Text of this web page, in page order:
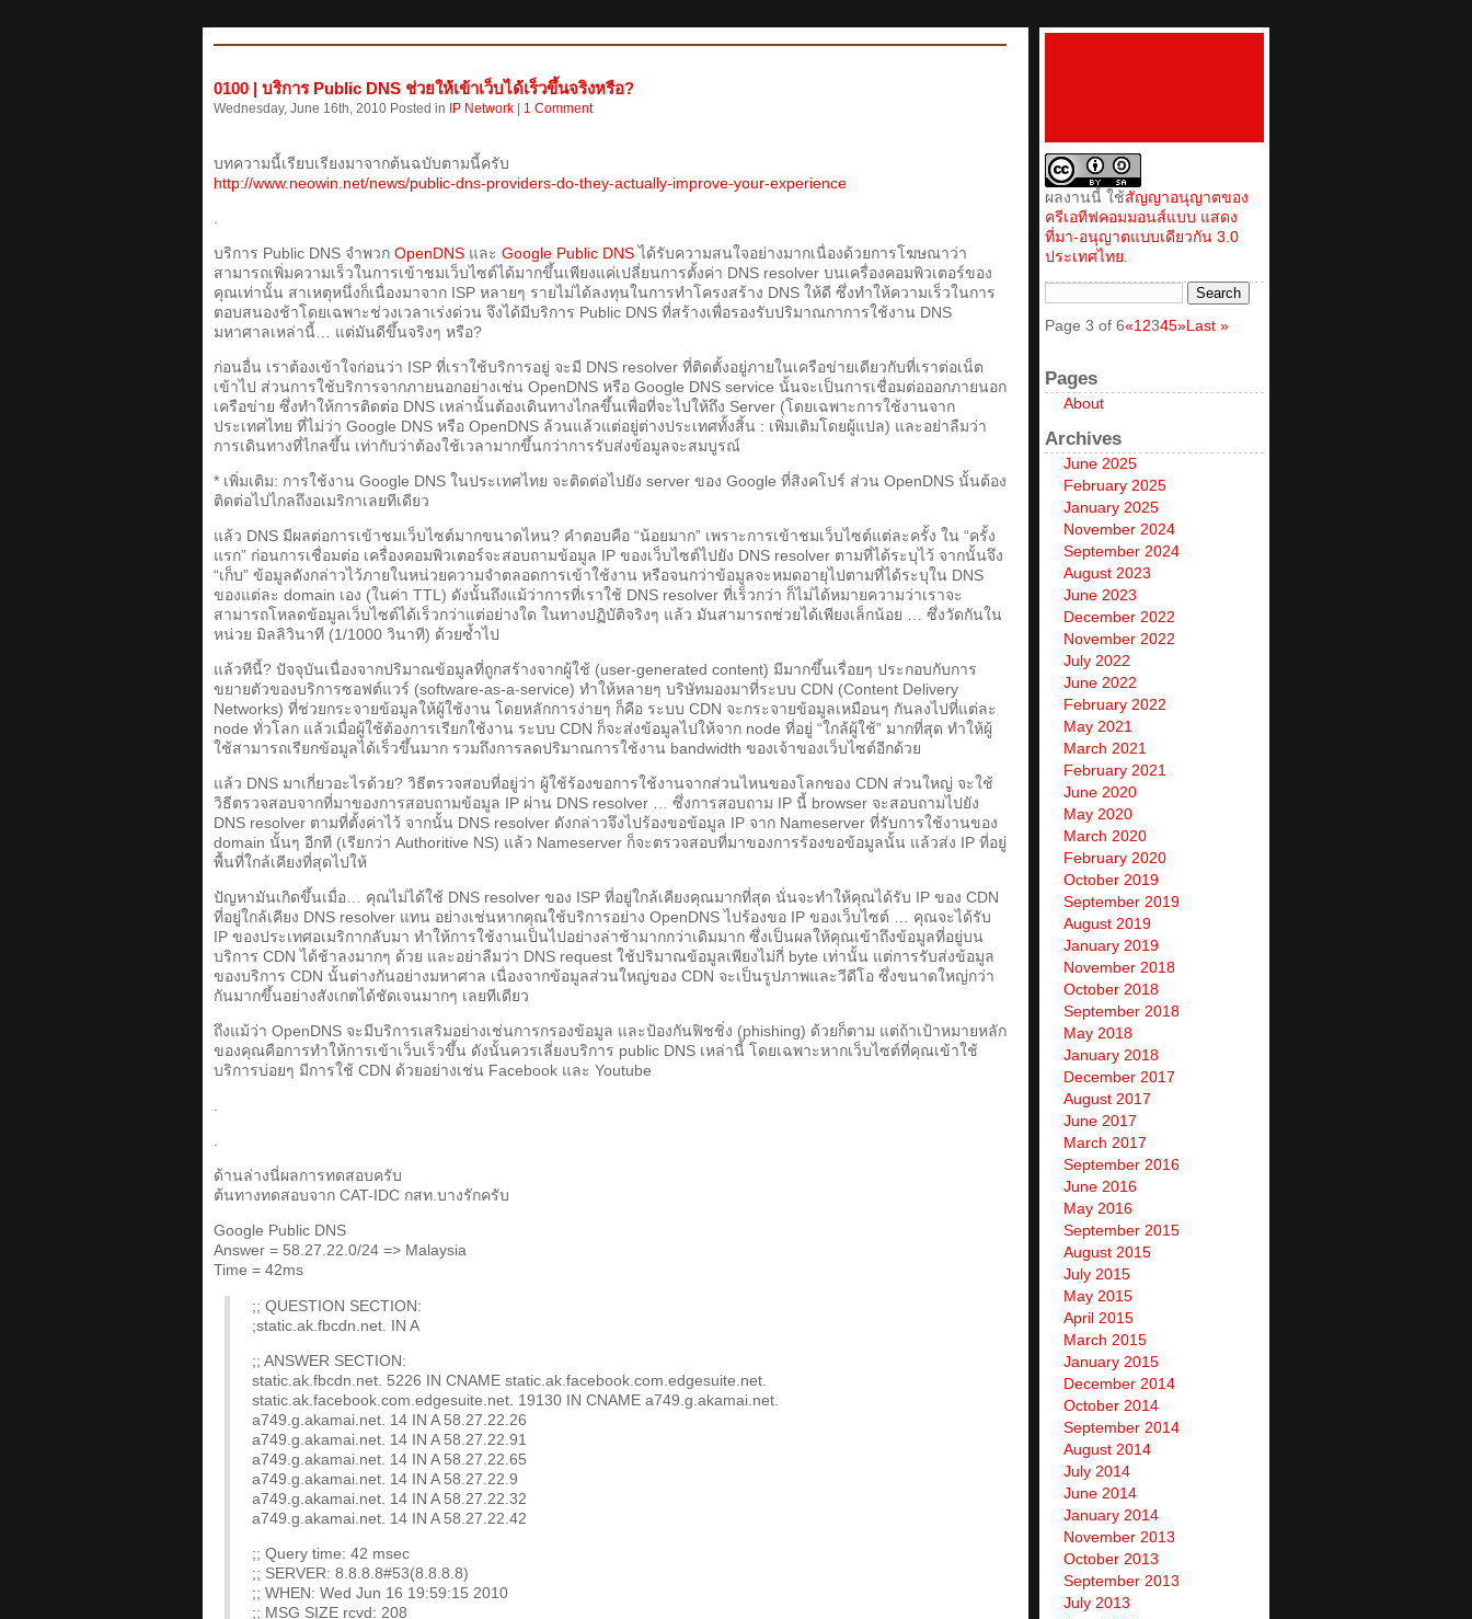
0100 | บริการ Public DNS ช่วยให้เข้าเว็บได้เร็วขึ้นจริงหรือ?
Wednesday, June 16th, 2010 Posted in IP Network | 1 Comment
บทความนี้เรียบเรียงมาจากต้นฉบับตามนี้ครับ
http://www.neowin.net/news/public-dns-providers-do-they-actually-improve-your-experience
บริการ Public DNS จำพวก OpenDNS และ Google Public DNSได้รับความสนใจอย่างมากเนื่องด้วยการโฆษณาว่า
สามารถเพิ่มความเร็วในการเข้าชมเว็บไซต์ได้มากขึ้นเพียงแค่เปลี่ยนการตั้งค่า DNS resolver บนเครื่องคอมพิวเตอร์ของ
คุณเท่านั้น สาเหตุหนึ่งก็เนื่องมาจาก ISP หลายๆ รายไม่ได้ลงทุนในการทำโครงสร้าง DNS ให้ดี ซึ่งทำให้ความเร็วในการ
ตอบสนองช้าโดยเฉพาะช่วงเวลาเร่งด่วน จึงได้มีบริการ Public DNS ที่สร้างเพื่อรองรับปริมาณกาการใช้งาน DNS
มหาศาลเหล่านี้… แต่มันดีขึ้นจริงๆ หรือ?
ก่อนอื่น เราต้องเข้าใจก่อนว่า ISP ที่เราใช้บริการอยู่ จะมี DNS resolver ที่ติดตั้งอยู่ภายในเครือข่ายเดียวกับที่เราต่อเน็ต
เข้าไป ส่วนการใช้บริการจากภายนอกอย่างเช่น OpenDNS หรือ Google DNS service นั้นจะเป็นการเชื่อมต่อออกภายนอก
เครือข่าย ซึ่งทำให้การติดต่อ DNS เหล่านั้นต้องเดินทางไกลขึ้นเพื่อที่จะไปให้ถึง Server (โดยเฉพาะการใช้งานจาก
ประเทศไทย ที่ไม่ว่า Google DNS หรือ OpenDNS ล้วนแล้วแต่อยู่ต่างประเทศทั้งสิ้น : เพิ่มเติมโดยผู้แปล) และอย่าลืมว่า
การเดินทางที่ไกลขึ้น เท่ากับว่าต้องใช้เวลามากขึ้นกว่าการรับส่งข้อมูลจะสมบูรณ์
* เพิ่มเติม: การใช้งาน Google DNS ในประเทศไทย จะติดต่อไปยัง server ของ Google ที่สิงคโปร์ ส่วน OpenDNS นั้นต้อง
ติดต่อไปไกลถึงอเมริกาเลยทีเดียว
แล้ว DNS มีผลต่อการเข้าชมเว็บไซต์มากขนาดไหน? คำตอบคือ “น้อยมาก” เพราะการเข้าชมเว็บไซต์แต่ละครั้ง ใน “ครั้ง
แรก” ก่อนการเชื่อมต่อ เครื่องคอมพิวเตอร์จะสอบถามข้อมูล IP ของเว็บไซต์ไปยัง DNS resolver ตามที่ได้ระบุไว้ จากนั้นจึง
“เก็บ” ข้อมูลดังกล่าวไว้ภายในหน่วยความจำตลอดการเข้าใช้งาน หรือจนกว่าข้อมูลจะหมดอายุไปตามที่ได้ระบุใน DNS
ของแต่ละ domain เอง (ในค่า TTL) ดังนั้นถึงแม้ว่าการที่เราใช้ DNS resolver ที่เร็วกว่า ก็ไม่ได้หมายความว่าเราจะ
สามารถโหลดข้อมูลเว็บไซต์ได้เร็วกว่าแต่อย่างใด ในทางปฏิบัติจริงๆ แล้ว มันสามารถช่วยได้เพียงเล็กน้อย … ซึ่งวัดกันใน
หน่วย มิลลิวินาที (1/1000 วินาที) ด้วยซ้ำไป
แล้วทีนี้? ปัจจุบันเนื่องจากปริมาณข้อมูลที่ถูกสร้างจากผู้ใช้ (user-generated content) มีมากขึ้นเรื่อยๆ ประกอบกับการ
ขยายตัวของบริการซอฟต์แวร์ (software-as-a-service) ทำให้หลายๆ บริษัทมองมาที่ระบบ CDN (Content Delivery
Networks) ที่ช่วยกระจายข้อมูลให้ผู้ใช้งาน โดยหลักการง่ายๆ ก็คือ ระบบ CDN จะกระจายข้อมูลเหมือนๆ กันลงไปที่แต่ละ
node ทั่วโลก แล้วเมื่อผู้ใช้ต้องการเรียกใช้งาน ระบบ CDN ก็จะส่งข้อมูลไปให้จาก node ที่อยู่ “ใกล้ผู้ใช้” มากที่สุด ทำให้ผู้
ใช้สามารถเรียกข้อมูลได้เร็วขึ้นมาก รวมถึงการลดปริมาณการใช้งาน bandwidth ของเจ้าของเว็บไซต์อีกด้วย
แล้ว DNS มาเกี่ยวอะไรด้วย? วิธีตรวจสอบที่อยู่ว่า ผู้ใช้ร้องขอการใช้งานจากส่วนไหนของโลกของ CDN ส่วนใหญ่ จะใช้
วิธีตรวจสอบจากที่มาของการสอบถามข้อมูล IP ผ่าน DNS resolver … ซึ่งการสอบถาม IP นี้ browser จะสอบถามไปยัง
DNS resolver ตามที่ตั้งค่าไว้ จากนั้น DNS resolver ดังกล่าวจึงไปร้องขอข้อมูล IP จาก Nameserver ที่รับการใช้งานของ
domain นั้นๆ อีกที (เรียกว่า Authoritive NS) แล้ว Nameserver ก็จะตรวจสอบที่มาของการร้องขอข้อมูลนั้น แล้วส่ง IP ที่อยู่
พื้นที่ใกล้เคียงที่สุดไปให้
ปัญหามันเกิดขึ้นเมื่อ… คุณไม่ได้ใช้ DNS resolver ของ ISP ที่อยู่ใกล้เคียงคุณมากที่สุด นั่นจะทำให้คุณได้รับ IP ของ CDN
ที่อยู่ใกล้เคียง DNS resolver แทน อย่างเช่นหากคุณใช้บริการอย่าง OpenDNS ไปร้องขอ IP ของเว็บไซต์ … คุณจะได้รับ
IP ของประเทศอเมริกากลับมา ทำให้การใช้งานเป็นไปอย่างล่าช้ามากกว่าเดิมมาก ซึ่งเป็นผลให้คุณเข้าถึงข้อมูลที่อยู่บน
บริการ CDN ได้ช้าลงมากๆ ด้วย และอย่าลืมว่า DNS request ใช้ปริมาณข้อมูลเพียงไม่กี่ byte เท่านั้น แต่การรับส่งข้อมูล
ของบริการ CDN นั้นต่างกันอย่างมหาศาล เนื่องจากข้อมูลส่วนใหญ่ของ CDN จะเป็นรูปภาพและวีดีโอ ซึ่งขนาดใหญ่กว่า
กันมากขึ้นอย่างสังเกตได้ชัดเจนมากๆ เลยทีเดียว
ถึงแม้ว่า OpenDNS จะมีบริการเสริมอย่างเช่นการกรองข้อมูล และป้องกันฟิชชิ่ง (phishing) ด้วยก็ตาม แต่ถ้าเป้าหมายหลัก
ของคุณคือการทำให้การเข้าเว็บเร็วขึ้น ดังนั้นควรเลี่ยงบริการ public DNS เหล่านี้ โดยเฉพาะหากเว็บไซต์ที่คุณเข้าใช้
บริการบ่อยๆ มีการใช้ CDN ด้วยอย่างเช่น Facebook และ Youtube
ด้านล่างนี่ผลการทดสอบครับ
ต้นทางทดสอบจาก CAT-IDC กสท.บางรักครับ
Google Public DNS
Answer = 58.27.22.0/24 => Malaysia
Time = 42ms
;; QUESTION SECTION:
;static.ak.fbcdn.net. IN A
;; ANSWER SECTION:
static.ak.fbcdn.net. 5226 IN CNAME static.ak.facebook.com.edgesuite.net.
static.ak.facebook.com.edgesuite.net. 19130 IN CNAME a749.g.akamai.net.
a749.g.akamai.net. 14 IN A 58.27.22.26
a749.g.akamai.net. 14 IN A 58.27.22.91
a749.g.akamai.net. 14 IN A 58.27.22.65
a749.g.akamai.net. 14 IN A 58.27.22.9
a749.g.akamai.net. 14 IN A 58.27.22.32
a749.g.akamai.net. 14 IN A 58.27.22.42
;; Query time: 42 msec
;; SERVER: 8.8.8.8#53(8.8.8.8)
;; WHEN: Wed Jun 16 19:59:15 2010
;; MSG SIZE rcvd: 208
ผลงานนี้ ใช้สัญญาอนุญาตของ
ครีเอทีฟคอมมอนส์แบบ แสดง
ที่มา-อนุญาตแบบเดียวกัน 3.0
ประเทศไทย
Page 3 of 6«1 2345»Last »
Pages
About
Archives
June 2025
February 2025
January 2025
November 2024
September 2024
August 2023
June 2023
December 2022
November 2022
July 2022
June 2022
February 2022
May 2021
March 2021
February 2021
June 2020
May 2020
March 2020
February 2020
October 2019
September 2019
August 2019
January 2019
November 2018
October 2018
September 2018
May 2018
January 2018
December 2017
August 2017
June 2017
March 2017
September 2016
June 2016
May 2016
September 2015
August 2015
July 2015
May 2015
April 2015
March 2015
January 2015
December 2014
October 2014
September 2014
August 2014
July 2014
June 2014
January 2014
November 2013
October 2013
September 2013
July 2013